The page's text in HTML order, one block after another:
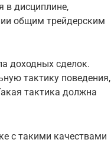
в дисциплине,
общим трейдерским
доходных сделок.
тактику поведения,
тактика должна
с такими качествами